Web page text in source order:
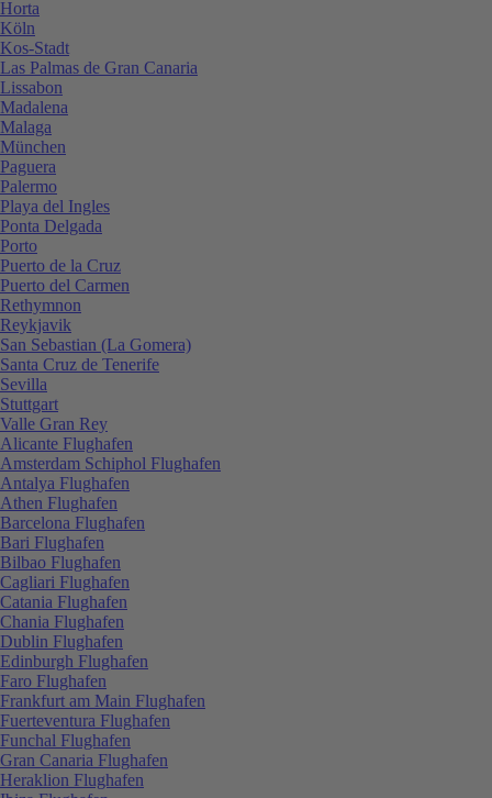
Horta
Köln
Kos-Stadt
Las Palmas de Gran Canaria
Lissabon
Madalena
Malaga
München
Paguera
Palermo
Playa del Ingles
Ponta Delgada
Porto
Puerto de la Cruz
Puerto del Carmen
Rethymnon
Reykjavik
San Sebastian (La Gomera)
Santa Cruz de Tenerife
Sevilla
Stuttgart
Valle Gran Rey
Alicante Flughafen
Amsterdam Schiphol Flughafen
Antalya Flughafen
Athen Flughafen
Barcelona Flughafen
Bari Flughafen
Bilbao Flughafen
Cagliari Flughafen
Catania Flughafen
Chania Flughafen
Dublin Flughafen
Edinburgh Flughafen
Faro Flughafen
Frankfurt am Main Flughafen
Fuerteventura Flughafen
Funchal Flughafen
Gran Canaria Flughafen
Heraklion Flughafen